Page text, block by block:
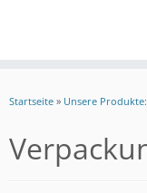
Inhalt
Startseite » Unsere